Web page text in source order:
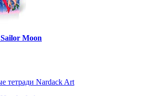
Sailor Moon